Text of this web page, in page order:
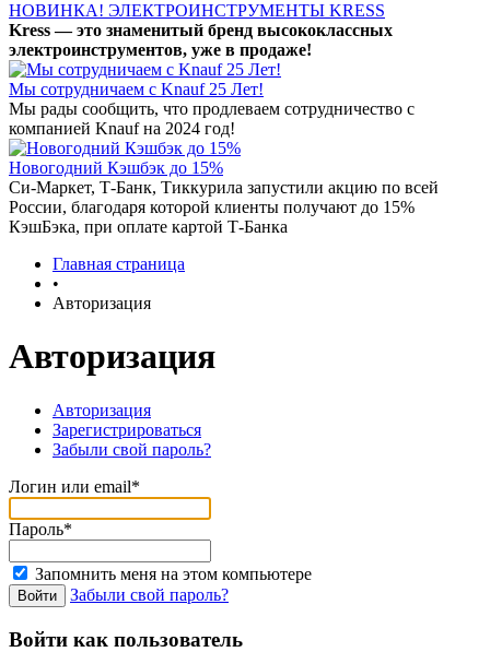
НОВИНКА! ЭЛЕКТРОИНСТРУМЕНТЫ KRESS
Kress — это знаменитый бренд высококлассных
электроинструментов, уже в продаже!
Мы сотрудничаем с Knauf 25 Лет!
Мы рады сообщить, что продлеваем сотрудничество с
компанией Knauf на 2024 год!
Новогодний Кэшбэк до 15%
Си-Маркет, Т-Банк, Тиккурила запустили акцию по всей
России, благодаря которой клиенты получают до 15%
КэшБэка, при оплате картой Т-Банка
Главная страница
•
Авторизация
Авторизация
Авторизация
Зарегистрироваться
Забыли свой пароль?
Логин или email*
Пароль*
Запомнить меня на этом компьютере
Забыли свой пароль?
Войти как пользователь